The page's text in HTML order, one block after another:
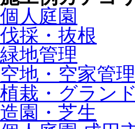
個人庭園
伐採・抜根
緑地管理
空地・空家管理
植栽・グラン
造園・芝生